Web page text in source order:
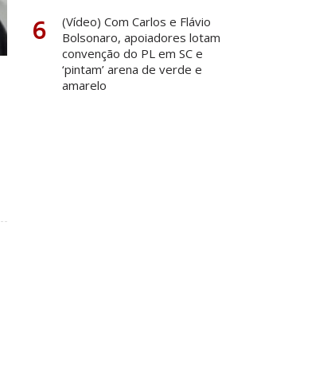
6
(Vídeo) Com Carlos e Flávio
Bolsonaro, apoiadores lotam
convenção do PL em SC e
‘pintam’ arena de verde e
amarelo